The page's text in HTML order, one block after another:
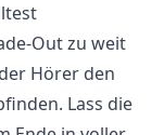
Out zu weit
Hörer den
Lass die